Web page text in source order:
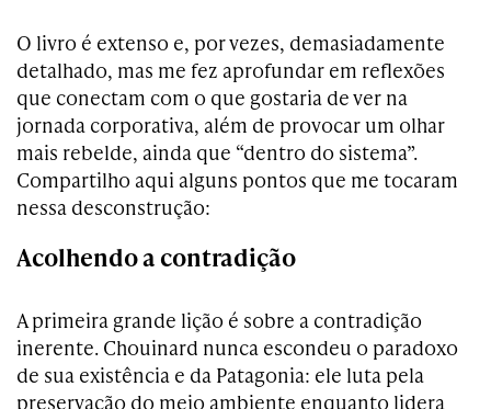
O livro é extenso e, por vezes, demasiadamente
detalhado, mas me fez aprofundar em reflexões
que conectam com o que gostaria de ver na
jornada corporativa, além de provocar um olhar
mais rebelde, ainda que “dentro do sistema”.
Compartilho aqui alguns pontos que me tocaram
nessa desconstrução:
Acolhendo a contradição
A primeira grande lição é sobre a contradição
inerente. Chouinard nunca escondeu o paradoxo
de sua existência e da Patagonia: ele luta pela
preservação do meio ambiente enquanto lidera